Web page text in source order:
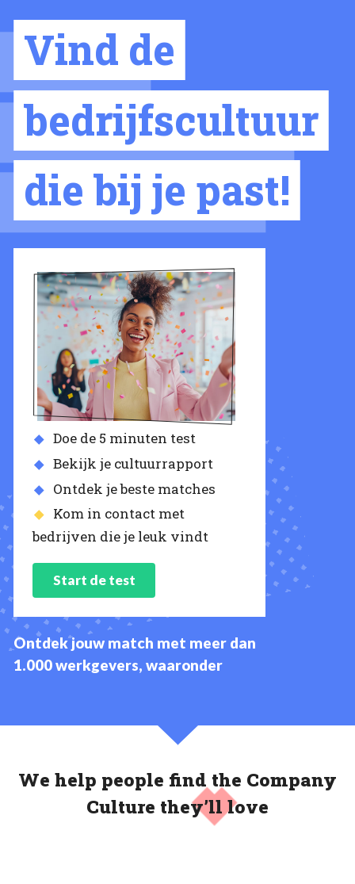
Doe de 5 minuten test
Bekijk je cultuurrapport
Ontdek je beste matches
Kom in contact met
bedrijven die je leuk vindt
Start de test
Ontdek jouw match met meer dan
1.000 werkgevers, waaronder
Vind de
bedrijfscultuur
die bij je past!
We help people find the Company
Culture they’ll love